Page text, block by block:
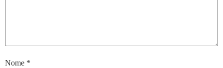
Nome *